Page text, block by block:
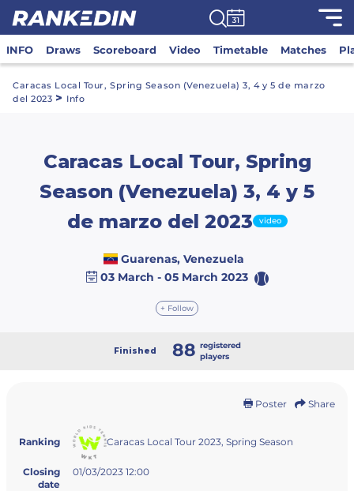
INFO Draws Scoreboard Video Timetable Matches
Caracas Local Tour, Spring Season (Venezuela) 3, 4 y 5 de marzo
del 2023 > Info
Caracas Local Tour, Spring
Season (Venezuela) 3, 4 y 5
de marzo del 2023
video
Guarenas, Venezuela
03 March - 05 March 2023
+ Follow
Finished 88 registered
players
Poster Share
Ranking Caracas Local Tour 2023, Spring Season
Closing
date
01/03/2023 12:00